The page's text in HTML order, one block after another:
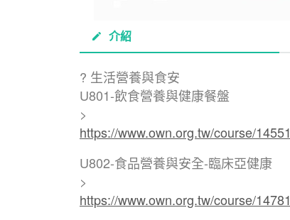
介紹
? 生活營養與食安
U801-飲食營養與健康餐盤
>
https://www.own.org.tw/course/14551
U802-食品營養與安全-臨床亞健康
>
https://www.own.org.tw/course/14781